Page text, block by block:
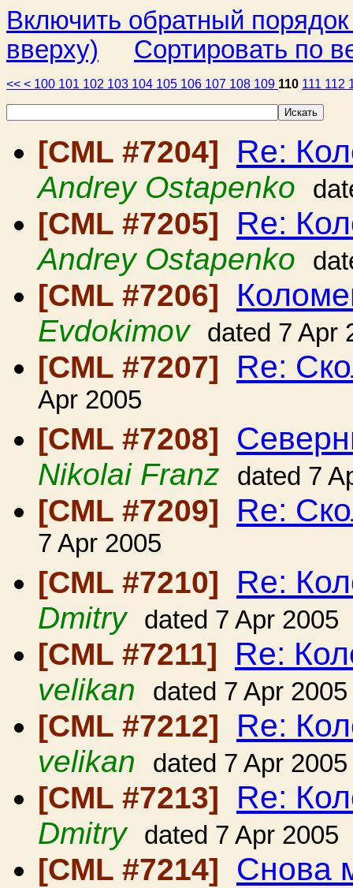
Включить обратный
вверху)
Сортировать по
<< < 100 101 102 103 104 105 106 107 108 109 110 111 112
[CML #7204] Re:
Andrey Ostapenko
[CML #7205] Re:
Andrey Ostapenko
[CML #7206]
Evdokimov dated 7 Apr
[CML #7207] Re:
Apr 2005
[CML #7208]
Nikolai Franz dated 7
[CML #7209] Re:
7 Apr 2005
[CML #7210]
Re:
Dmitry dated 7 Apr 2005
[CML #7211] Re:
velikan dated 7 Apr 2005
[CML #7212] Re:
velikan dated 7 Apr 2005
[CML #7213] Re:
Dmitry dated 7 Apr 2005
[CML #7214] Снова